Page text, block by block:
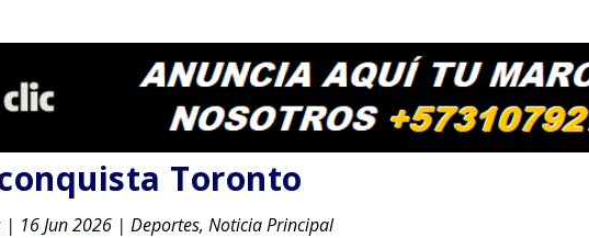
Toronto
| 16 Jun 2026 | Deportes, Noticia Principal